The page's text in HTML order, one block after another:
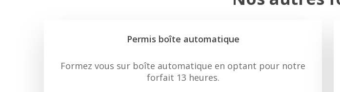
Permis boîte automatique
Formez vous sur boîte automatique en optant pour notre
forfait 13 heures.